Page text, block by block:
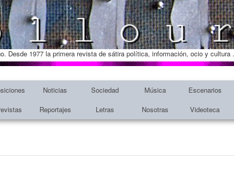
Desde 1977 la primera revista de sátira política, información, ocio y cultura
Noticias Sociedad Música Escenarios
Reportajes Letras Nosotras Videoteca